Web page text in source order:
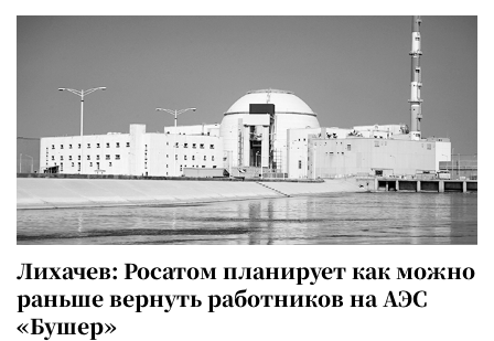
Лихачев: Росатом планирует как можно
раньше вернуть работников на АЭС
«Бушер»